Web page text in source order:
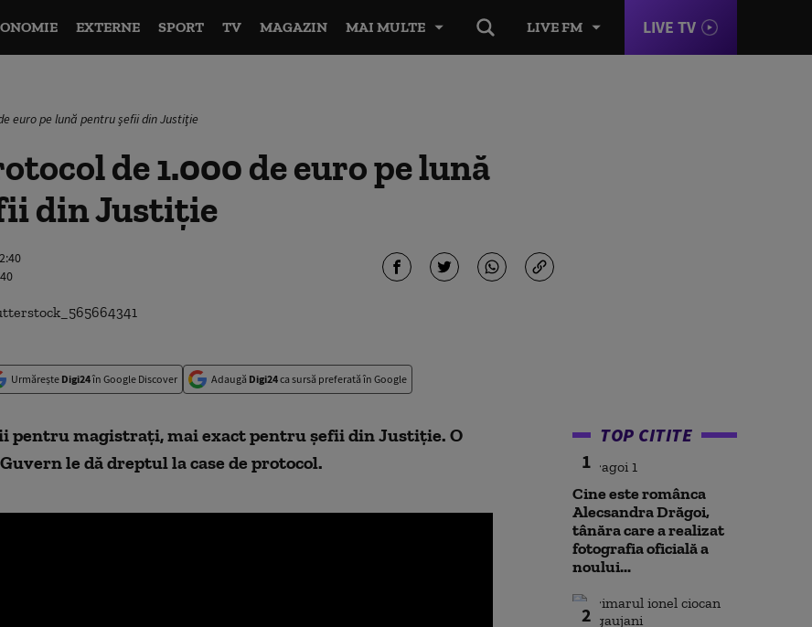
LIVE FM LIVE TV
EXTERNE SPORT TV MAGAZIN MAI MULTE
euro pe lună pentru şefii din Justiţie
de 1.000 de euro pe lună
din Justiţie
Urmărește Digi24în Google Discover Adaugă Digi24ca sursă preferată în Google
pentru magistraţi, mai exact pentru şefii din Justiţie. O
le dă dreptul la case de protocol.
TOP CITITE
1
Cine este românca
Alecsandra Drăgoi,
tânăra care a realizat
fotografia oficială a
noului...
2